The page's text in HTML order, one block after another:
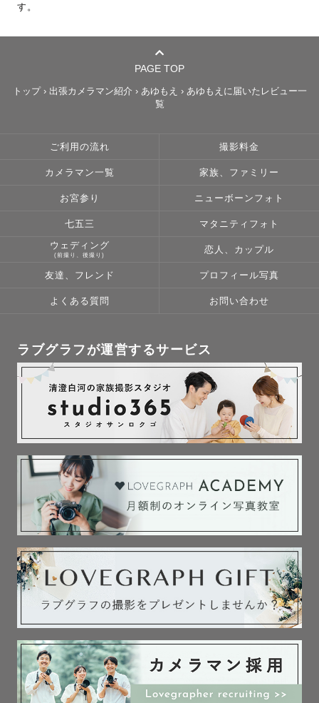
最高の瞬間を作るお手伝いをします♡
さんの一瞬の表情も見逃しません。ゲストさんからは、優
しい雰囲気で子供も緊張せずに撮影できたとお声をよくい
ひお任せ下さい！
＊ペット撮影…ワンちゃん（ネコちゃんなど）だけの写真
はたくさんあるけど、家族みんなで写っている写真が全然
ない…と思っている方も多いのではないでしょうか？（私
も犬を飼っておりますが、一緒に写っている写真はほとん
どないです…）ぜひペットとの日常を残すお手伝いをさせ
その他のジャンルもぜひおまかせください🌱
✏️撮影前の事前打ち合わせについて✏️
LINEで「どんな写真を撮りたいか」など打ち合わせさせて
頂きます！
「初めての撮影で不安…」「どんなカメラマンか話してみ
たい…」などありましたら、
事前にお電話やZOOMのオンラインでお話しすることも可
能です◎
す。
PAGE TOP
トップ› 出張カメラマン紹介 › あゆもえ › あゆもえに届いたレビュー一
覧
ご利用の流れ 撮影料金
カメラマン一覧 家族、ファミリー
お宮参り ニューボーンフォト
七五三 マタニティフォト
ウェディング
(前撮り、後撮り)
恋人、カップル
友達、フレンド プロフィール写真
よくある質問 お問い合わせ
ラブグラフが運営するサービス